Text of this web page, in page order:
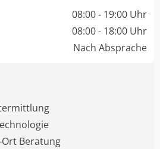
08:00 - 19:00 Uhr
08:00 - 18:00 Uhr
Nach Absprache
Beratung